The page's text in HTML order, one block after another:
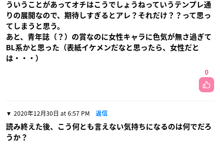
ういうことがあってオチはこうでしょうねっていうテンプレ通
りの展開なので、期待しすぎるとアレ？それだけ？？って思っ
てしまうと思う。
あと、青年誌（？）の賞なのに女性キャラに色気が無さ過ぎて
BL系かと思った（表紙イケメンだなと思ったら、女性だと
は・・・）
0
2020年12月30日 at 6:57 PM 返信
読み終えた後、こう何とも言えない気持ちになるのは何でだろ
うか？